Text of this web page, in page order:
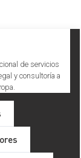
de servicios
y consultoría a